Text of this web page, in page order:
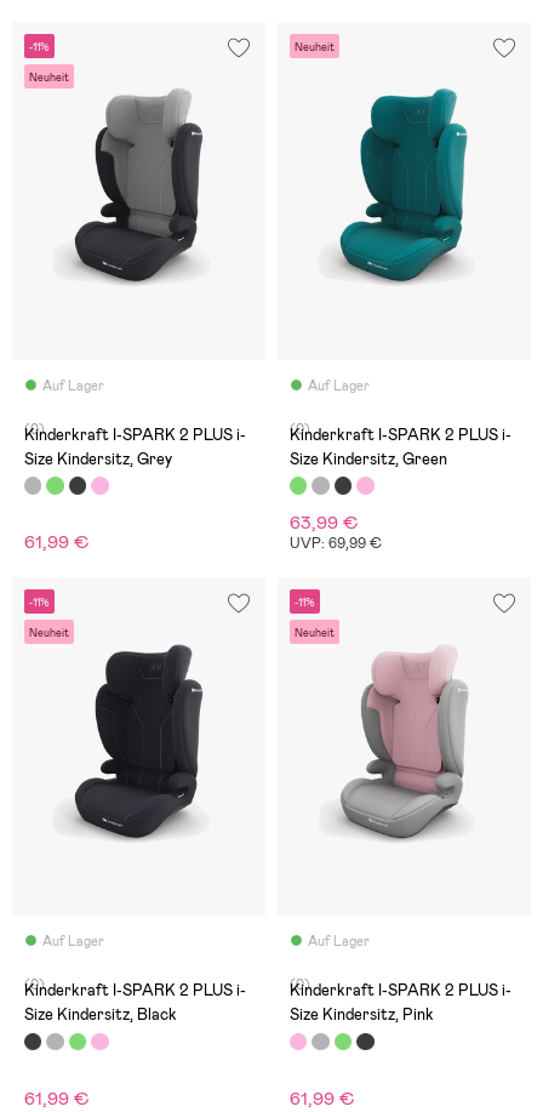
-11%
Neuheit
Auf Lager
(0)
Kinderkraft I-SPARK 2 PLUS i-
Size Kindersitz, Grey
61,99 €
Neuheit
Auf Lager
(0)
Kinderkraft I-SPARK 2 PLUS i-
Size Kindersitz, Green
63,99 €
UVP: 69,99 €
-11%
Neuheit
Auf Lager
(0)
Kinderkraft I-SPARK 2 PLUS i-
Size Kindersitz, Black
61,99 €
-11%
Neuheit
Auf Lager
(0)
Kinderkraft I-SPARK 2 PLUS i-
Size Kindersitz, Pink
61,99 €